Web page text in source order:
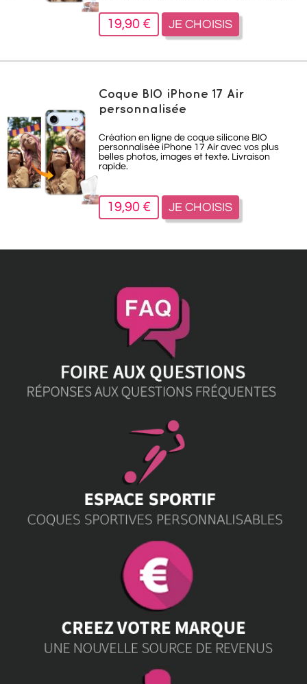
19,90 € JE CHOISIS
Coque BIO iPhone 17 Air
personnalisée
Création en ligne de coque silicone BIO
personnalisée iPhone 17 Air avec vos plus
belles photos, images et texte. Livraison
rapide.
19,90 € JE CHOISIS